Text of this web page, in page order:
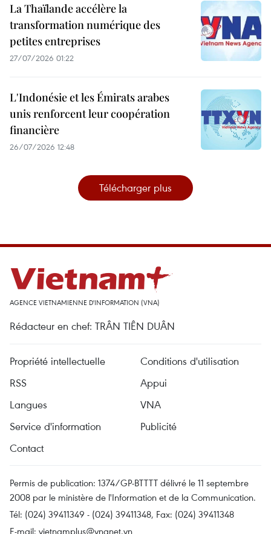
La Thaïlande accélère la
transformation numérique des
petites entreprises
27/07/2026 01:22
L'Indonésie et les Émirats arabes
unis renforcent leur coopération
financière
26/07/2026 12:48
Télécharger plus
AGENCE VIETNAMIENNE D'INFORMATION (VNA)
Rédacteur en chef: TRÂN TIÊN DUÂN
Propriété intellectuelle
Conditions d'utilisation
RSS
Appui
Langues
VNA
Service d'information
Publicité
Contact
Permis de publication: 1374/GP-BTTTT délivré le 11 septembre
2008 par le ministère de l'Information et de la Communication.
Tél: (024) 39411349 - (024) 39411348, Fax: (024) 39411348
E-mail: vietnamplus@vnanet.vn